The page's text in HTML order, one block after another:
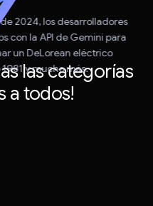
las categorías
a todos!
2024, los desarrolladores
con la API de Gemini para
un DeLorean eléctrico
y mucho más.